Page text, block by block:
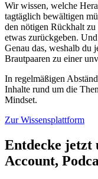
Wir wissen, welche
tagtäglich bewältigen
den nötigen Rückhalt
etwas zurückgeben.
Genau das, weshalb du
Brautpaaren zu einer
In regelmäßigen
Inhalte rund um die
Mindset.
Zur Wissensplattform
Entdecke jetzt
Account,